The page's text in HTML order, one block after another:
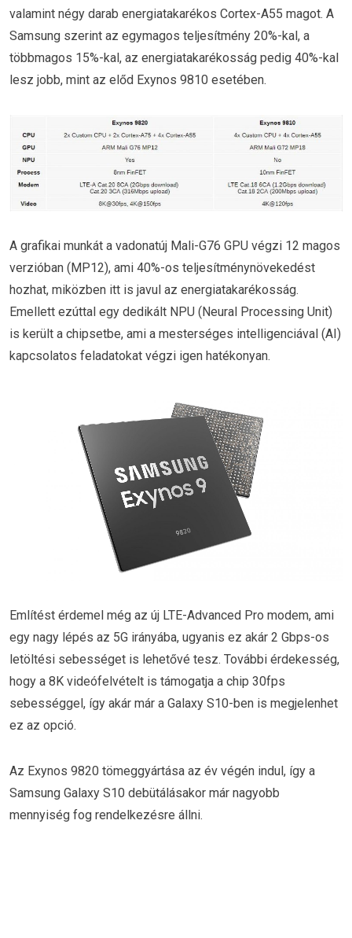
valamint négy darab energiatakarékos Cortex-A55 magot. A
Samsung szerint az egymagos teljesítmény 20%-kal, a
többmagos 15%-kal, az energiatakarékosság pedig 40%-kal
lesz jobb, mint az előd Exynos 9810 esetében.
A grafikai munkát a vadonatúj Mali-G76 GPU végzi 12 magos
verzióban (MP12), ami 40%-os teljesítménynövekedést
hozhat, miközben itt is javul az energiatakarékosság.
Emellett ezúttal egy dedikált NPU (Neural Processing Unit)
is került a chipsetbe, ami a mesterséges intelligenciával (AI)
kapcsolatos feladatokat végzi igen hatékonyan.
Említést érdemel még az új LTE-Advanced Pro modem, ami
egy nagy lépés az 5G irányába, ugyanis ez akár 2 Gbps-os
letöltési sebességet is lehetővé tesz. További érdekesség,
hogy a 8K videófelvételt is támogatja a chip 30fps
sebességgel, így akár már a Galaxy S10-ben is megjelenhet
ez az opció.
Az Exynos 9820 tömeggyártása az év végén indul, így a
Samsung Galaxy S10 debütálásakor már nagyobb
mennyiség fog rendelkezésre állni.